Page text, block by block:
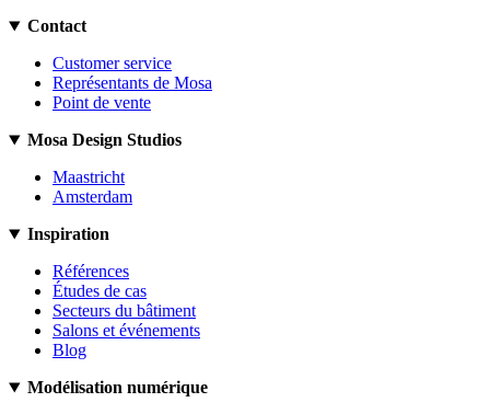
Contact
Customer service
Représentants de Mosa
Point de vente
Mosa Design Studios
Maastricht
Amsterdam
Inspiration
Références
Études de cas
Secteurs du bâtiment
Salons et événements
Blog
Modélisation numérique